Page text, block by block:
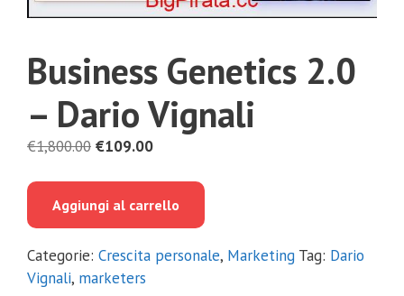
Business Genetics 2.0
– Dario Vignali
€1,800.00 Il
era:
€109.00Il
è:
Aggiungi al carrello
Categorie: Crescita personale, Marketing Tag: Dario
Vignali, marketers